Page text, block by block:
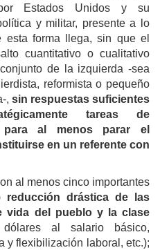
Estados Unidos y su
y militar, presente a lo
esta forma llega, sin que el
cuantitativo o cualitativo
de la izquierda -sea
reformista o pequeño
, sin respuestas suficientes
tareas de
para al menos parar el
en un referente con
al menos cinco importantes
reducción drástica de las
vida del pueblo y la clase
al salario básico,
y flexibilización laboral, etc.);